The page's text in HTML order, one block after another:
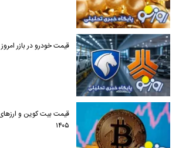
قیمت خودرو در بازر امروز ۱۷ مردادماه ۱۴۰۵
۱۴۰۵